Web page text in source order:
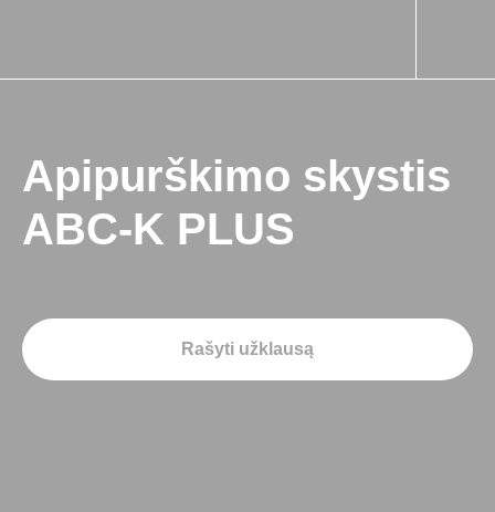
Apipurškimo skystis
ABC-K PLUS
Rašyti užklausą